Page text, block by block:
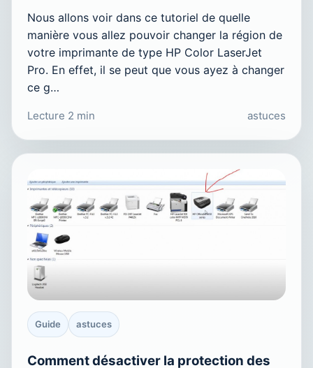
Nous allons voir dans ce tutoriel de quelle
manière vous allez pouvoir changer la région de
votre imprimante de type HP Color LaserJet
Pro. En effet, il se peut que vous ayez à changer
ce g…
Lecture 2 min astuces
Guide astuces
Comment désactiver la protection des